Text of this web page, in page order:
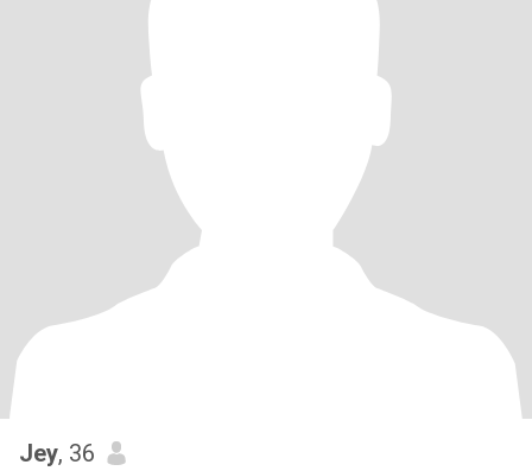
Jey, 36